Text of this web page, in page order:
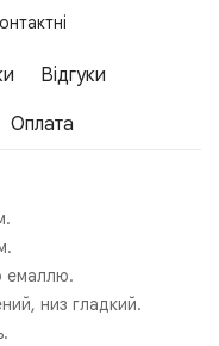
Відгуки
Оплата
емаллю.
низ гладкий.